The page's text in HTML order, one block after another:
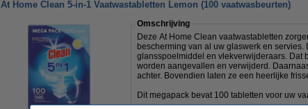
At Home Clean 5-in-1 Vaatwastabletten Lemon (100 vaatwasbeurten)
Omschrijving
Deze At Home Clean vaatwastabletten
bescherming van al uw glaswerk en
glansspoelmiddel en vlekverwijderaars. Dat
worden aangevallen en verwijderd.
achter. Bovendien laten ze een heerlijke
Dit megapack bevat 100 tabletten voor uw